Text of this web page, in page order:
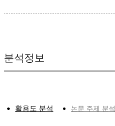
분석정보
활용도 분석 논문 주제 분석